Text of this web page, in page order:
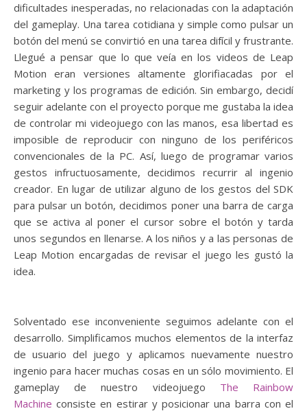
dificultades inesperadas, no relacionadas con la adaptación
del gameplay. Una tarea cotidiana y simple como pulsar un
botón del menú se convirtió en una tarea difícil y frustrante.
Llegué a pensar que lo que veía en los videos de Leap
Motion eran versiones altamente glorifiacadas por el
marketing y los programas de edición. Sin embargo, decidí
seguir adelante con el proyecto porque me gustaba la idea
de controlar mi videojuego con las manos, esa libertad es
imposible de reproducir con ninguno de los periféricos
convencionales de la PC. Así, luego de programar varios
gestos infructuosamente, decidimos recurrir al ingenio
creador. En lugar de utilizar alguno de los gestos del SDK
para pulsar un botón, decidimos poner una barra de carga
que se activa al poner el cursor sobre el botón y tarda
unos segundos en llenarse. A los niños y a las personas de
Leap Motion encargadas de revisar el juego les gustó la
idea.
Solventado ese inconveniente seguimos adelante con el
desarrollo. Simplificamos muchos elementos de la interfaz
de usuario del juego y aplicamos nuevamente nuestro
ingenio para hacer muchas cosas en un sólo movimiento. El
gameplay de nuestro videojuego The Rainbow
Machine consiste en estirar y posicionar una barra con el